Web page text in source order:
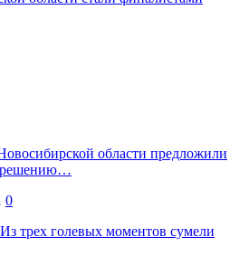
области предложили
решению…
0
трех голевых моментов сумели